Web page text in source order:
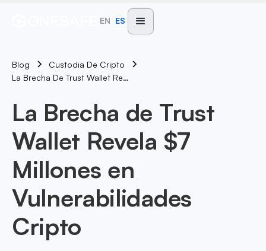
EN ES
Blog
Custodia De Cripto
La Brecha De Trust Wallet Revela $7 Millones En Vulnerabilidades Cripto
La Brecha de Trust
Wallet Revela $7
Millones en
Vulnerabilidades
Cripto